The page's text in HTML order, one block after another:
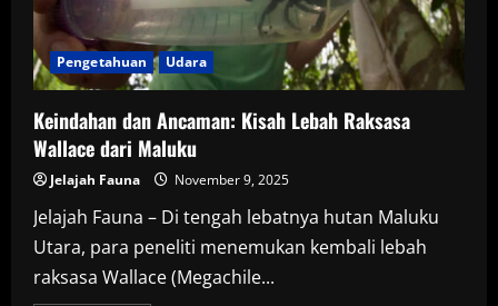
Pengetahuan Udara
Keindahan dan Ancaman: Kisah Lebah Raksasa
Wallace dari Maluku
Jelajah Fauna November 9, 2025
Jelajah Fauna – Di tengah lebatnya hutan Maluku
Utara, para peneliti menemukan kembali lebah
raksasa Wallace (Megachile...